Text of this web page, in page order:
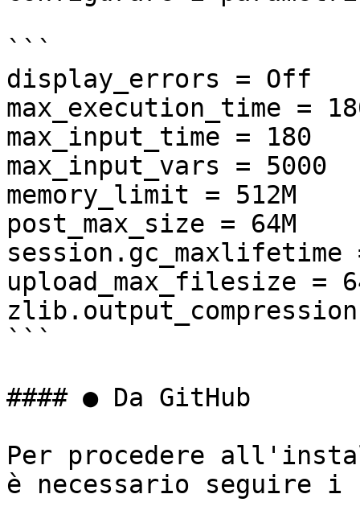
```
display_errors = Off
max_execution_time =
max_input_time = 180
max_input_vars = 5000
memory_limit = 512M
post_max_size = 64M
session.gc_maxlifetime
upload_max_filesize =
```
#### ● Da GitHub
Per procedere
è necessario seguire i